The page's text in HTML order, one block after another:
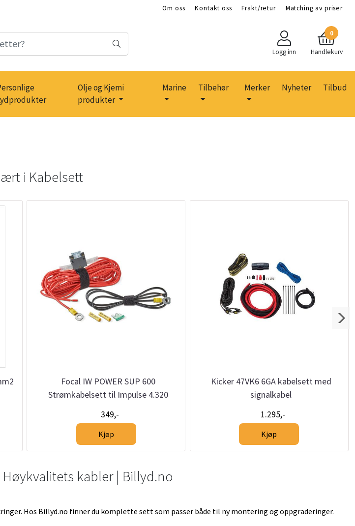
Om oss Kontakt oss Frakt/retur Matching av priser
Logg inn
0
Handlekurv
Olje og Kjemi
produkter
Marine Tilbehør Merker Nyheter Tilbud
i Kabelsett
Focal IW POWER SUP 600
Strømkabelsett til Impulse 4.320
349,-
Kjøp
Kicker 47VK6 6GA kabelsett med
signalkabel
1.295,-
Kjøp
Høykvalitets kabler | Billyd.no
Hos Billyd.no finner du komplette sett som passer både til ny montering og oppgraderinger.